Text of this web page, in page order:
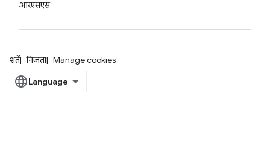
आरएसएस
शर्तें निजता Manage cookies